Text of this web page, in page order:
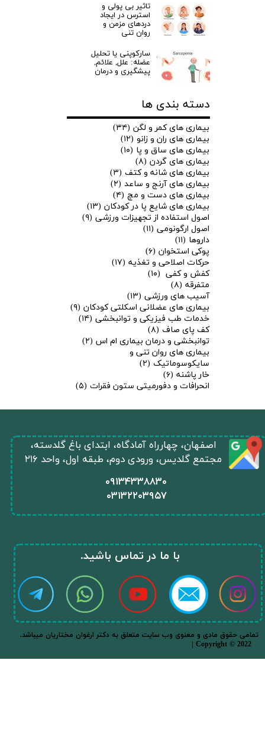
تاثیر بی پولی و
استرس در ایجاد
دردهای مزمن و
روان تنی
سارکوپنی یا تحلیل
عضله: علل, علائم,
پیشگیری و درمان
دسته بندی ها
بیماری های کمر و لگن (۳۴)
بیماری های ران و زانو (۱۲)
بیماری های ساق و پا (۱۰)
بیماری های گردن (۸)
بیماری های شانه و کتف (۳)
بیماری های آرنج و ساعد (۲)
بیماری های دست و مچ (۴)
بیماری های شایع پا در کودکان (۱۳)
اصول استفاده از تجهیزات ورزشی (۹)
اصول ارگونومی (۱۱)
داروها (۱۱)
پوکی استخوان (۶)
حرکات اصلاحی و تغذیه (۱۷)
کفش و کفی (۱۰)
متفرقه (۸)
آسیب های ورزشی (۱۳)
بیماری های عضلانی اسکلتی کودکان (۹)
خدمات طب فیزیکی و توانبخشی (۱۴)
کف پای صاف (۸)
توانبخشی و درمان بیماری ام اس (۲)
بیماری های روان تنی و
سایکوسوماتیک (۲)
خار پاشنه (۶)
انحرافات و دفورمیتی ستون فقرات (۵)
​۰۹۱۳۴۳۳۸۸۳۰
۰۳۱۳۲۲۰۳۹۵۷
​اصفهان، چهارراه آمادگاه، ابتدای باغ گلدسته،
مجتمع گلدیس، ورودی دوم، طبقه اول، واحد ۲۱۶
​با ما در تماس باشید.​​​​​​​
.تمامی حقوق مادی و معنوی وب سایت متعلق به دکتر ارغوان مختاریان میباشد
| Copyright © 2022